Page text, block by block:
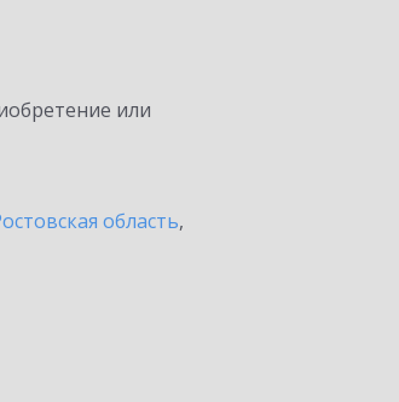
или
область,